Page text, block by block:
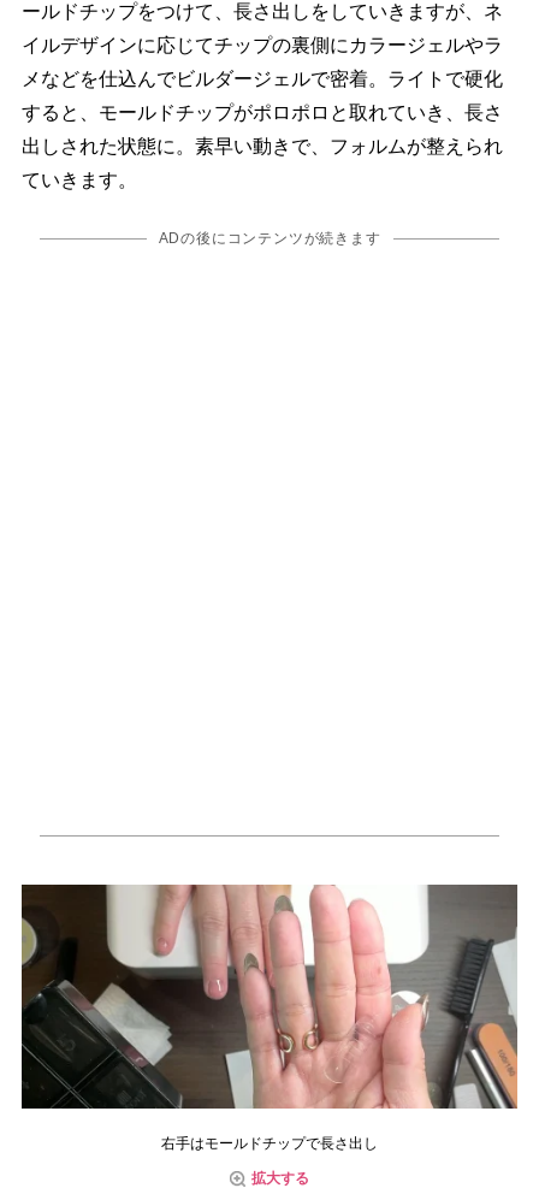
ールドチップをつけて、長さ出しをしていきますが、ネ
イルデザインに応じてチップの裏側にカラージェルやラ
メなどを仕込んでビルダージェルで密着。ライトで硬化
すると、モールドチップがポロポロと取れていき、長さ
出しされた状態に。素早い動きで、フォルムが整えられ
ていきます。
ADの後にコンテンツが続きます
右手はモールドチップで長さ出し
拡大する